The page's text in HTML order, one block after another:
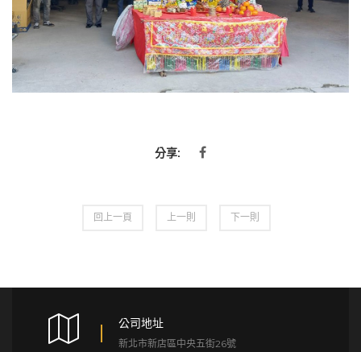
分享:
回上一頁 上一則 下一則
公司地址
新北市新店區中央五街26號